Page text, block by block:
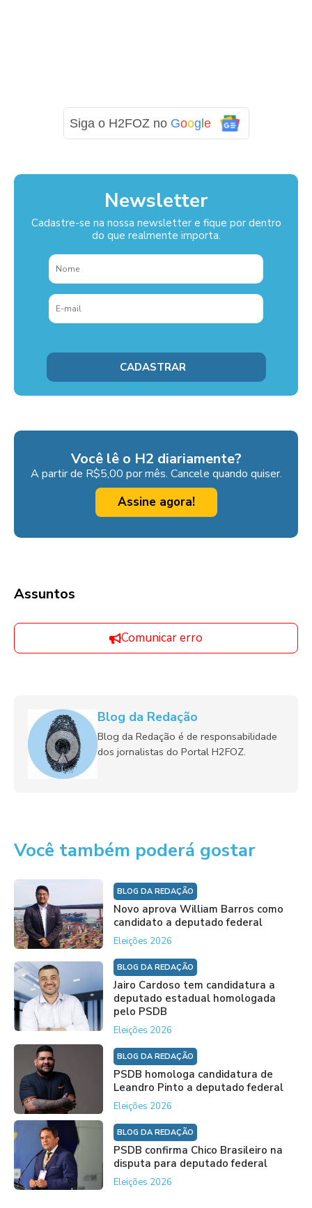
Siga o H2FOZ no Google
Newsletter
Cadastre-se na nossa newsletter e fique por dentro
do que realmente importa.
Você lê o H2 diariamente?
A partir de R$5,00 por mês. Cancele quando quiser.
Assine agora!
Assuntos
Comunicar erro
Blog da Redação
Blog da Redação é de responsabilidade
dos jornalistas do Portal H2FOZ.
Você também poderá gostar
BLOG DA REDAÇÃO
Novo aprova William Barros como
candidato a deputado federal
Eleições 2026
BLOG DA REDAÇÃO
Jairo Cardoso tem candidatura a
deputado estadual homologada
pelo PSDB
Eleições 2026
BLOG DA REDAÇÃO
PSDB homologa candidatura de
Leandro Pinto a deputado federal
Eleições 2026
BLOG DA REDAÇÃO
PSDB confirma Chico Brasileiro na
disputa para deputado federal
Eleições 2026